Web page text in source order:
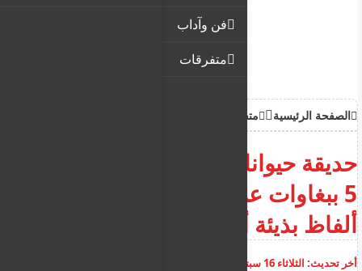
فن وآداب
متفرقات
الصفحة الرئيسية متفرقات
حديقة حيوانات في بريطانيا تفصل
5 ببغاوات عن بعضها بسبب
ألفاظ بذيئة أمام الزوار
أخر تحديث: الثلاثاء 16 سبتمبر 2025